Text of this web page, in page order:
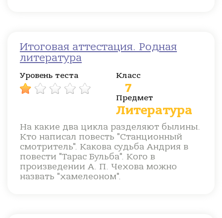
Итоговая аттестация. Родная
литература
Уровень теста Класс
7
Предмет
Литература
На какие два цикла разделяют былины.
Кто написал повесть "Станционный
смотритель". Какова судьба Андрия в
повести "Тарас Бульба". Кого в
произведении А. П. Чехова можно
назвать "хамелеоном".